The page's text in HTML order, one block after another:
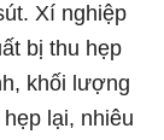
Xí nghiệp
bị thu hẹp
khối lượng
lại, nhiêu